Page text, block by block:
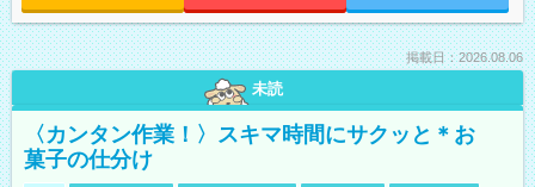
掲載日：2026.08.06
未読
〈カンタン作業！〉スキマ時間にサクッと＊お
菓子の仕分け